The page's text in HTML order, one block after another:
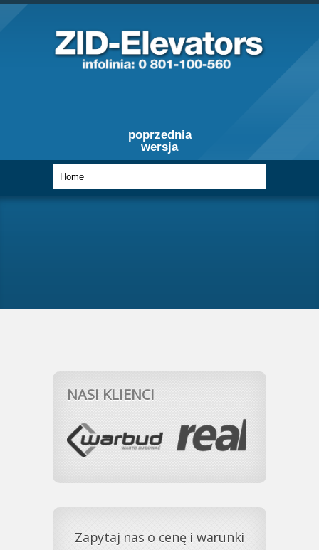
poprzednia
wersja
NASI KLIENCI
Zapytaj nas o cenę i warunki